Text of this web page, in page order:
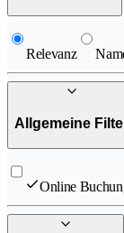
Relevanz
Allgemeine
Online